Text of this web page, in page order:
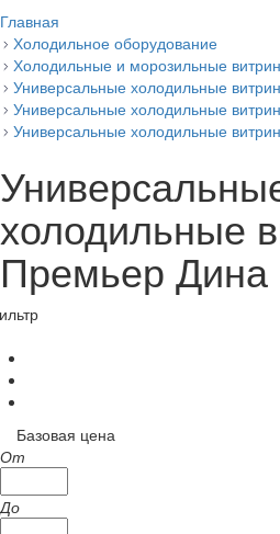
Главная
Холодильное оборудование
Холодильные и морозильные
Универсальные холодильные
Универсальные холодильные
Универсальные холодильные
холодильные
Премьер Дина
Базовая цена
От
До